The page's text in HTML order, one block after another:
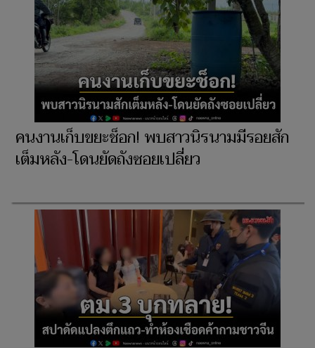
คนงานเก็บขยะช็อก! พบสาวนิรนามมีรอยสัก
เต็มหลัง-โดนยัดถังซอยเปลี่ยว